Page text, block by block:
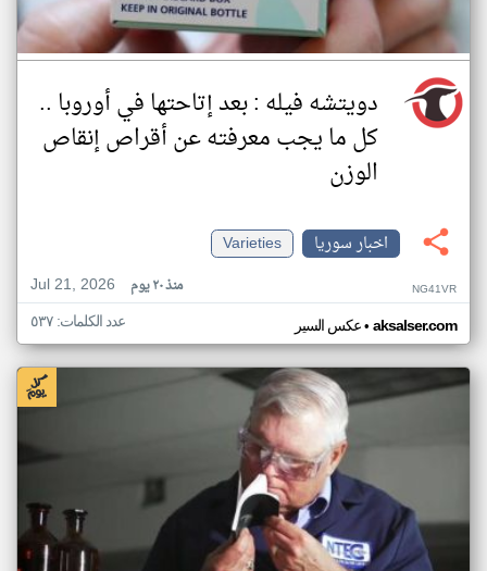
دويتشه فيله : بعد إتاحتها في أوروبا ..
كل ما يجب معرفته عن أقراص إنقاص
الوزن
اخبار سوريا
Varieties
Jul 21, 2026
منذ ٢٠ يوم NG41VR
عكس السير• aksalser.com عدد الكلمات: ٥٣٧